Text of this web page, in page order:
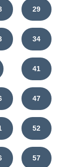
29
34
41
47
52
57